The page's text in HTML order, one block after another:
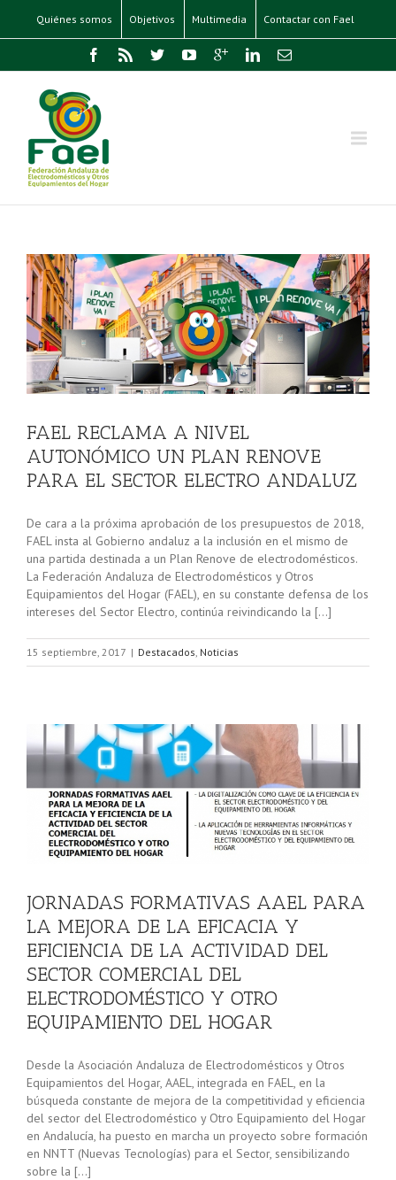
Quiénes somos Objetivos Multimedia Contactar con Fael
FAEL RECLAMA A NIVEL
AUTONÓMICO UN PLAN RENOVE
PARA EL SECTOR ELECTRO ANDALUZ
De cara a la próxima aprobación de los presupuestos de 2018,
FAEL insta al Gobierno andaluz a la inclusión en el mismo de
una partida destinada a un Plan Renove de electrodomésticos.
La Federación Andaluza de Electrodomésticos y Otros
Equipamientos del Hogar (FAEL), en su constante defensa de los
intereses del Sector Electro, continúa reivindicando la […]
15 septiembre, 2017 | Destacados Noticias
JORNADAS FORMATIVAS AAEL PARA
LA MEJORA DE LA EFICACIA Y
EFICIENCIA DE LA ACTIVIDAD DEL
SECTOR COMERCIAL DEL
ELECTRODOMÉSTICO Y OTRO
EQUIPAMIENTO DEL HOGAR
Desde la Asociación Andaluza de Electrodomésticos y Otros
Equipamientos del Hogar, AAEL, integrada en FAEL, en la
búsqueda constante de mejora de la competitividad y eficiencia
del sector del Electrodoméstico y Otro Equipamiento del Hogar
en Andalucía, ha puesto en marcha un proyecto sobre formación
en NNTT (Nuevas Tecnologías) para el Sector, sensibilizando
sobre la […]